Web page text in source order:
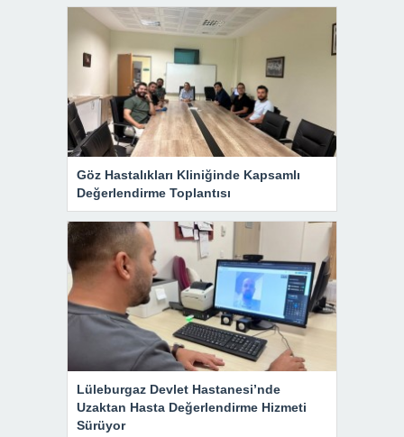
Göz Hastalıkları Kliniğinde Kapsamlı
Değerlendirme Toplantısı
Lüleburgaz Devlet Hastanesi’nde
Uzaktan Hasta Değerlendirme Hizmeti
Sürüyor